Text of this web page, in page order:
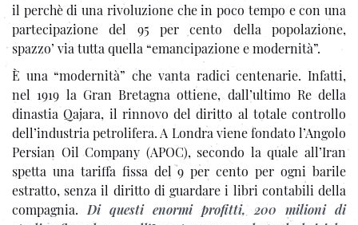
il perchè di una rivoluzione che in poco tempo e con una
partecipazione del 95 per cento della popolazione,
spazzo’ via tutta quella “emancipazione e modernità”.
È una “modernità” che vanta radici centenarie. Infatti,
nel 1919 la Gran Bretagna ottiene, dall’ultimo Re della
dinastia Qajara, il rinnovo del diritto al totale controllo
dell’industria petrolifera. A Londra viene fondato l’Angolo
Persian Oil Company (APOC), secondo la quale all’Iran
spetta una tariffa fissa del 9 per cento per ogni barile
estratto, senza il diritto di guardare i libri contabili della
compagnia. Di questi enormi profitti, 200 milioni di